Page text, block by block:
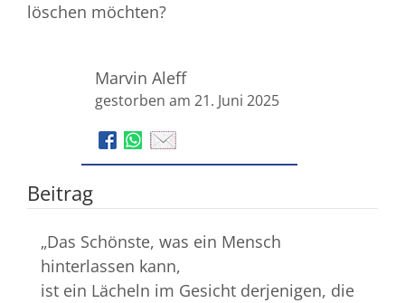
löschen möchten?
Marvin Aleff
gestorben am 21. Juni 2025
Beitrag
„Das Schönste, was ein Mensch
hinterlassen kann,
ist ein Lächeln im Gesicht derjenigen, die